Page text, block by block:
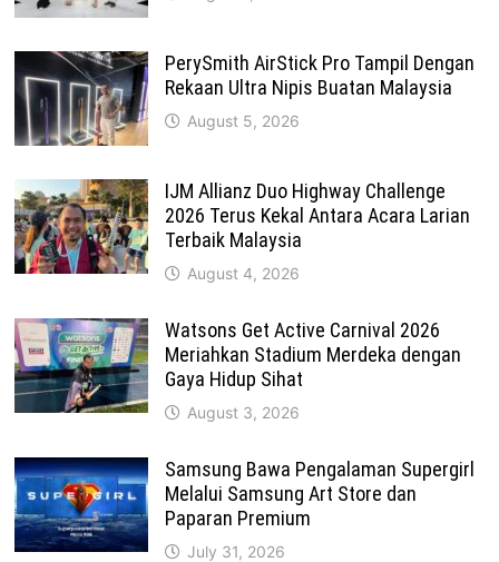
PerySmith AirStick Pro Tampil Dengan
Rekaan Ultra Nipis Buatan Malaysia
August 5, 2026
IJM Allianz Duo Highway Challenge
2026 Terus Kekal Antara Acara Larian
Terbaik Malaysia
August 4, 2026
Watsons Get Active Carnival 2026
Meriahkan Stadium Merdeka dengan
Gaya Hidup Sihat
August 3, 2026
Samsung Bawa Pengalaman Supergirl
Melalui Samsung Art Store dan
Paparan Premium
July 31, 2026